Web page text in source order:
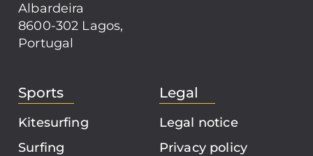
Albardeira
8600-302 Lagos,
Portugal
Sports
Kitesurfing
Surfing
Legal
Legal notice
Privacy policy